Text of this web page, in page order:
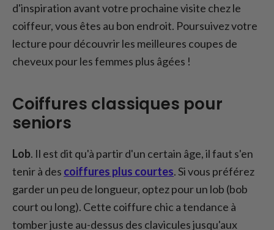
d'inspiration avant votre prochaine visite chez le
coiffeur, vous êtes au bon endroit. Poursuivez votre
lecture pour découvrir les meilleures coupes de
cheveux pour les femmes plus âgées !
Coiffures classiques pour
seniors
Lob. Il est dit qu'à partir d'un certain âge, il faut s'en
tenir à des coiffures plus courtes. Si vous préférez
garder un peu de longueur, optez pour un lob (bob
court ou long). Cette coiffure chic a tendance à
tomber juste au-dessus des clavicules jusqu'aux